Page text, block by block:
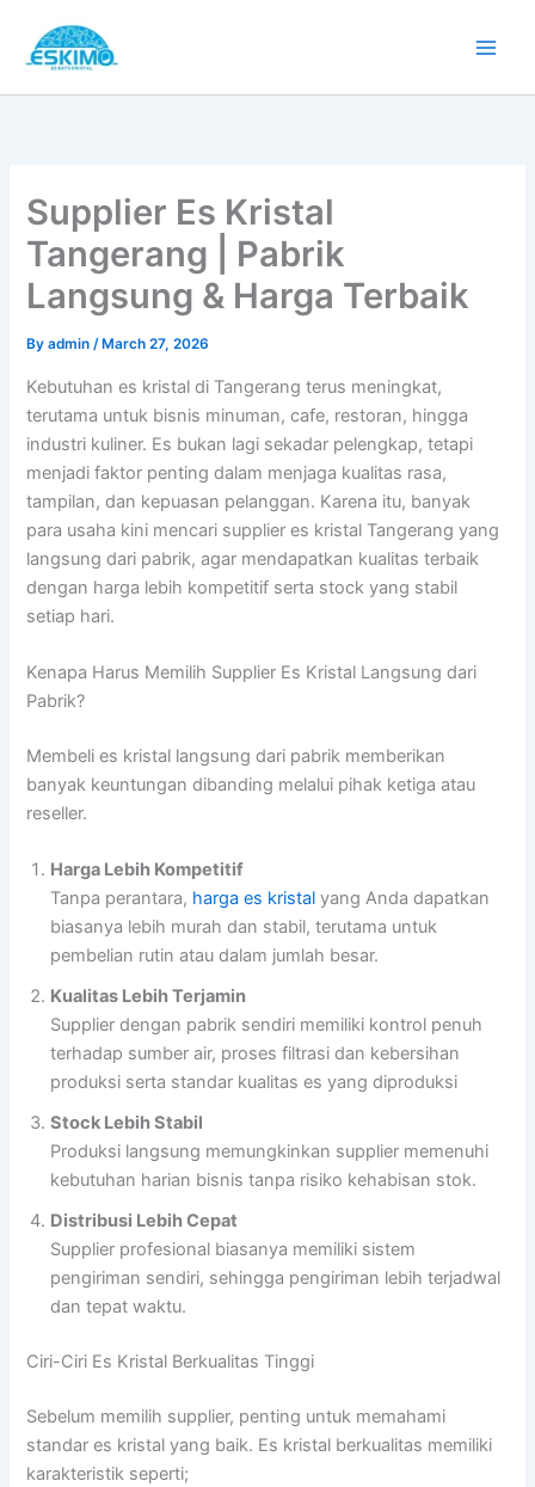
content
Supplier Es Kristal
Tangerang | Pabrik
Langsung & Harga Terbaik
Byadmin/ March 27, 2026
Kebutuhan es kristal di Tangerang terus meningkat,
terutama untuk bisnis minuman, cafe, restoran, hingga
industri kuliner. Es bukan lagi sekadar pelengkap, tetapi
menjadi faktor penting dalam menjaga kualitas rasa,
tampilan, dan kepuasan pelanggan. Karena itu, banyak
para usaha kini mencari supplier es kristal Tangerang yang
langsung dari pabrik, agar mendapatkan kualitas terbaik
dengan harga lebih kompetitif serta stock yang stabil
setiap hari.
Kenapa Harus Memilih Supplier Es Kristal Langsung dari
Pabrik?
Membeli es kristal langsung dari pabrik memberikan
banyak keuntungan dibanding melalui pihak ketiga atau
reseller.
Harga Lebih Kompetitif
Tanpa perantara, harga es kristal yang Anda dapatkan
biasanya lebih murah dan stabil, terutama untuk
pembelian rutin atau dalam jumlah besar.
Kualitas Lebih Terjamin
Supplier dengan pabrik sendiri memiliki kontrol penuh
terhadap sumber air, proses filtrasi dan kebersihan
produksi serta standar kualitas es yang diproduksi
Stock Lebih Stabil
Produksi langsung memungkinkan supplier memenuhi
kebutuhan harian bisnis tanpa risiko kehabisan stok.
Distribusi Lebih Cepat
Supplier profesional biasanya memiliki sistem
pengiriman sendiri, sehingga pengiriman lebih terjadwal
dan tepat waktu.
Ciri-Ciri Es Kristal Berkualitas Tinggi
Sebelum memilih supplier, penting untuk memahami
standar es kristal yang baik. Es kristal berkualitas memiliki
karakteristik seperti;